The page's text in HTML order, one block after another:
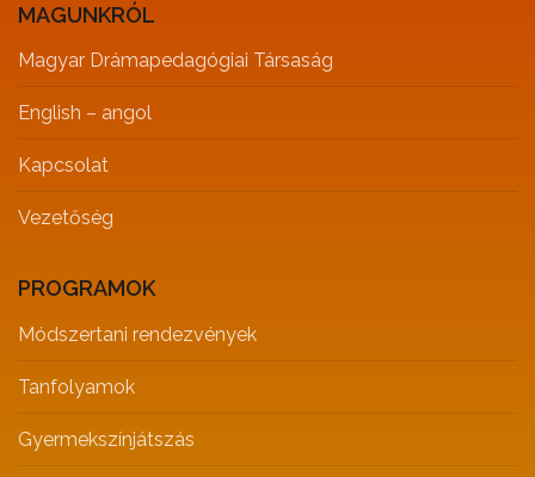
MAGUNKRÓL
Magyar Drámapedagógiai Társaság
English – angol
Kapcsolat
Vezetőség
PROGRAMOK
Módszertani rendezvények
Tanfolyamok
Gyermekszínjátszás